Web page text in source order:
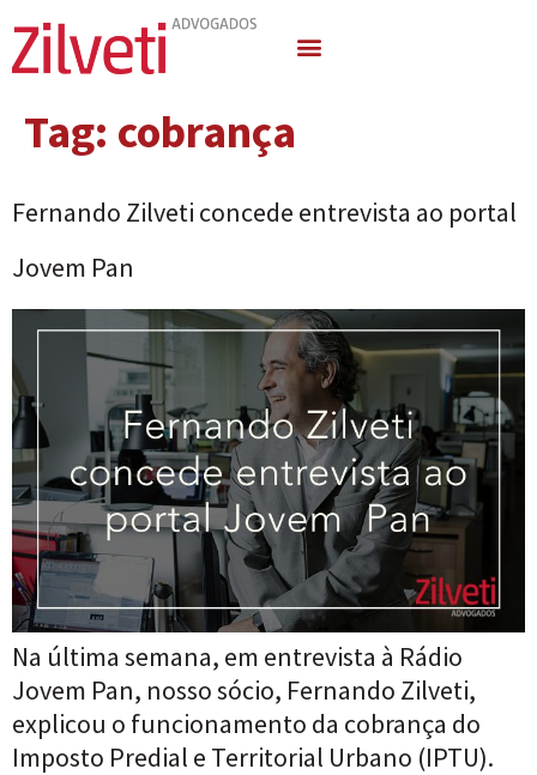
Tag: cobrança
Fernando Zilveti concede entrevista ao portal
Jovem Pan
Na última semana, em entrevista à Rádio
Jovem Pan, nosso sócio, Fernando Zilveti,
explicou o funcionamento da cobrança do
Imposto Predial e Territorial Urbano (IPTU).